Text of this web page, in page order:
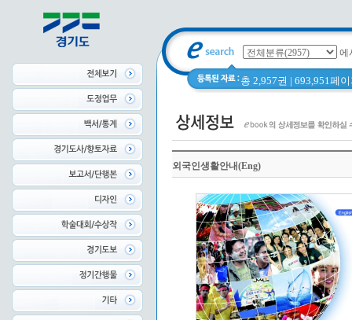
에
총 2,957권 | 693,951페
외국인생활안내(Eng)